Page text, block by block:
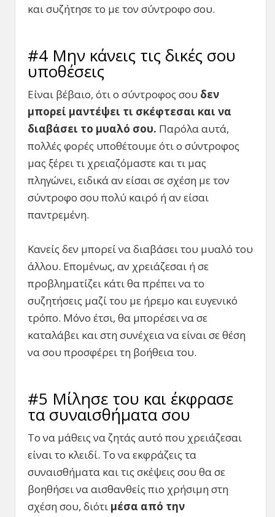
και συζήτησε το με τον σύντροφο σου.
#4 Μην κάνεις τις δικές σου
υποθέσεις
Είναι βέβαιο, ότι ο σύντροφος σου δεν
μπορεί μαντέψει τι σκέφτεσαι και να
διαβάσει το μυαλό σου. Παρόλα αυτά,
πολλές φορές υποθέτουμε ότι ο σύντροφος
μας ξέρει τι χρειαζόμαστε και τι μας
πληγώνει, ειδικά αν είσαι σε σχέση με τον
σύντροφο σου πολύ καιρό ή αν είσαι
παντρεμένη.
Κανείς δεν μπορεί να διαβάσει του μυαλό του
άλλου. Επομένως, αν χρειάζεσαι ή σε
προβληματίζει κάτι θα πρέπει να το
συζητήσεις μαζί του με ήρεμο και ευγενικό
τρόπο. Μόνο έτσι, θα μπορέσει να σε
καταλάβει και στη συνέχεια να είναι σε θέση
να σου προσφέρει τη βοήθεια του.
#5 Μίλησε του και έκφρασε
τα συναισθήματα σου
Το να μάθεις να ζητάς αυτό που χρειάζεσαι
είναι το κλειδί. Το να εκφράζεις τα
συναισθήματα και τις σκέψεις σου θα σε
βοηθήσει να αισθανθείς πιο χρήσιμη στη
σχέση σου, διότι μέσα από την